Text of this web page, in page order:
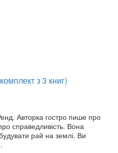
з 3 книг)
Авторка гостро пише про
справедливість. Вона
рай на землі. Ви